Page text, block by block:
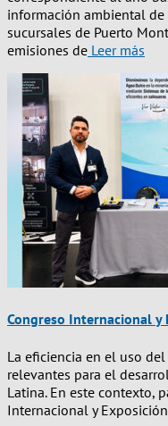
información ambiental de
sucursales de Puerto
emisiones de Leer más
Congreso Internacional
La eficiencia en el uso
relevantes para el
Latina. En este contexto,
Internacional y Exposición